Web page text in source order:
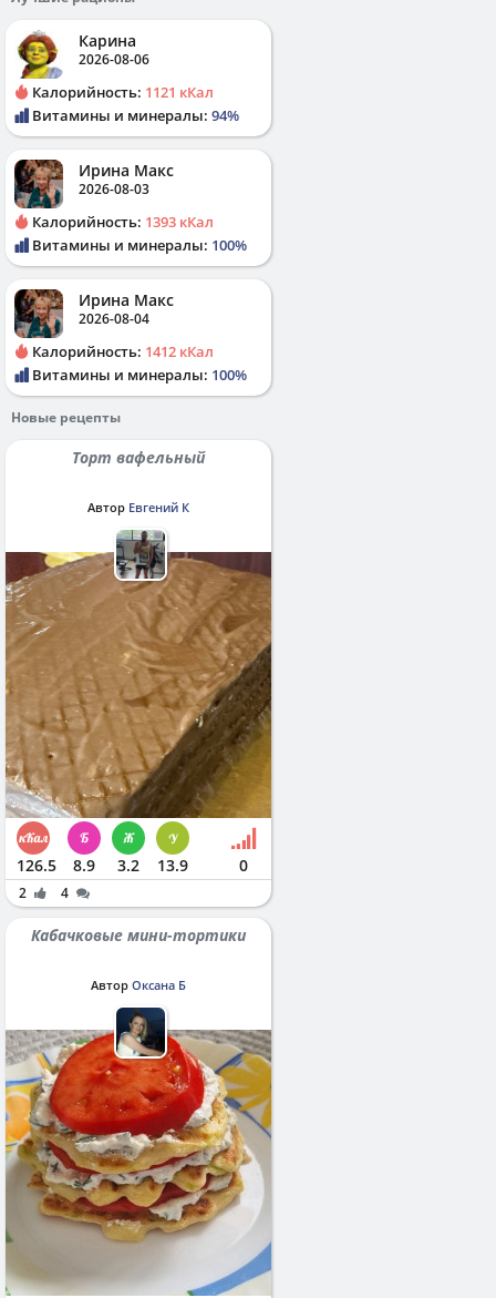
Карина
2026-08-06
Калорийность: 1121 кКал
Витамины и минералы: 94%
Ирина Макс
2026-08-03
Калорийность: 1393 кКал
Витамины и минералы: 100%
Ирина Макс
2026-08-04
Калорийность: 1412 кКал
Витамины и минералы: 100%
Новые рецепты
Торт вафельный
Автор Евгений К
126.5 8.9 3.2 13.9 0
2 4
Кабачковые мини-тортики
Автор Оксана Б